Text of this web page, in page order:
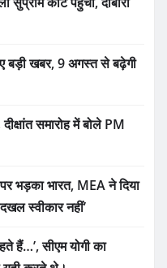
बड़ी खबर, 9 अगस्त से बढ़ेगी
समारोह में बोले PM
भड़का भारत, MEA ने दिया
स्वीकार नहीं’
हैं…’, सीएम योगी का